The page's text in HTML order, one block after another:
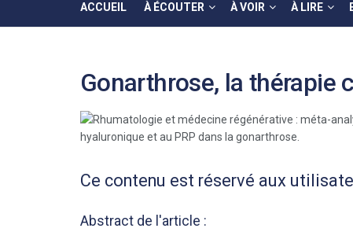
ACCUEIL À ÉCOUTER À VOIR À LIRE
Gonarthrose, la thérapie
Ce contenu est réservé aux
Abstract de l'article :